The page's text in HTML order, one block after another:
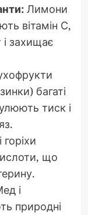
Лимони
вітамін С,
і захищає
багаті
тиск і
що
і
природні